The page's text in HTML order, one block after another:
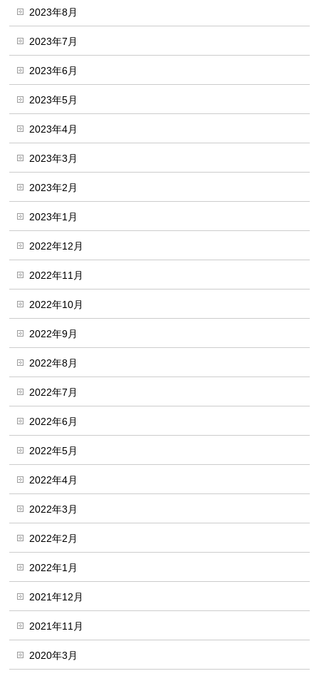
2023年8月
2023年7月
2023年6月
2023年5月
2023年4月
2023年3月
2023年2月
2023年1月
2022年12月
2022年11月
2022年10月
2022年9月
2022年8月
2022年7月
2022年6月
2022年5月
2022年4月
2022年3月
2022年2月
2022年1月
2021年12月
2021年11月
2020年3月